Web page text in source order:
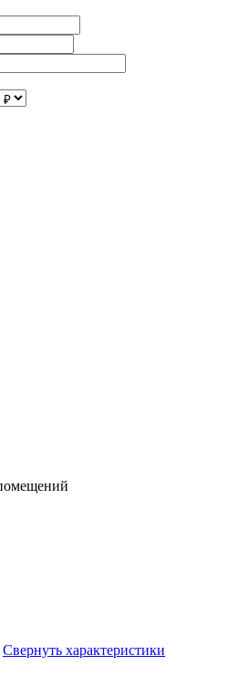
Свернуть характеристики